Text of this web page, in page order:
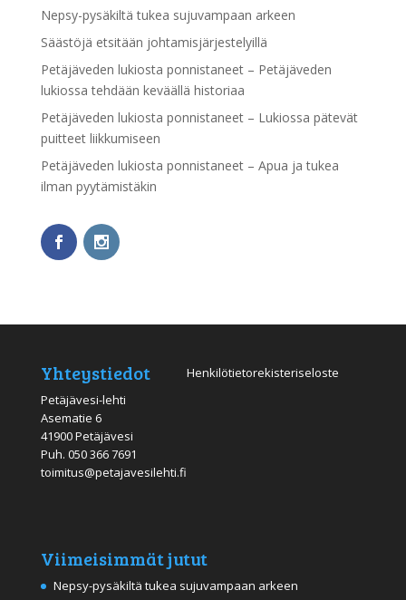
Nepsy-pysäkiltä tukea sujuvampaan arkeen
Säästöjä etsitään johtamisjärjestelyillä
Petäjäveden lukiosta ponnistaneet – Petäjäveden
lukiossa tehdään keväällä historiaa
Petäjäveden lukiosta ponnistaneet – Lukiossa pätevät
puitteet liikkumiseen
Petäjäveden lukiosta ponnistaneet – Apua ja tukea
ilman pyytämistäkin
Yhteystiedot
Petäjävesi-lehti
Asematie 6
41900 Petäjävesi
Puh. 050 366 7691
toimitus@petajavesilehti.fi
Henkilötietorekisteriseloste
Viimeisimmät jutut
Nepsy-pysäkiltä tukea sujuvampaan arkeen